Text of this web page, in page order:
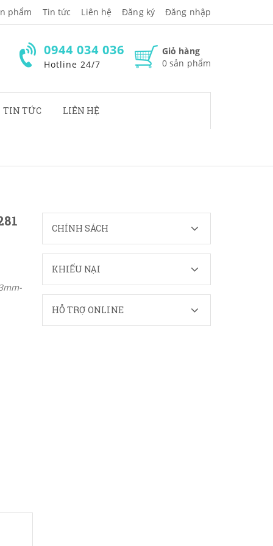
phẩm Tin tức Liên hệ Đăng ký Đăng nhập
Giỏ hàng
0 sản phẩm
0944 034 036
Hotline 24/7
TIN TỨC LIÊN HỆ
CHÍNH SÁCH
KHIẾU NẠI
HỖ TRỢ ONLINE